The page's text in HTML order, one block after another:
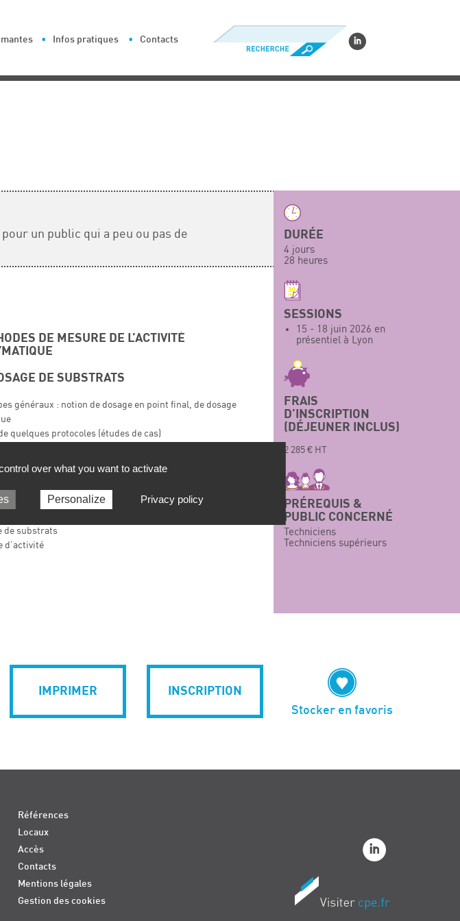
Infos pratiques Contacts
DURÉE
4 jours
28 heures
SESSIONS
15 - 18 juin 2026 en
présentiel à Lyon
FRAIS
D’INSCRIPTION
(DÉJEUNER INCLUS)
2 285 € HT
PRÉREQUIS &
PUBLIC CONCERNÉ
Techniciens
Techniciens supérieurs
un public qui a peu ou pas de
DE MESURE DE L’ACTIVITÉ
DE SUBSTRATS
généraux : notion de dosage en point final, de dosage
quelques protocoles (études de cas)
PRATIQUES
de substrats
d’activité
IMPRIMER
INSCRIPTION
Stocker en favoris
Références
Locaux
Accès
Contacts
Mentions légales
Gestion des cookies
over what you want to activate
Personalize Privacy policy